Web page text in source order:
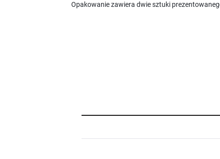
Opakowanie zawiera dwie sztuki